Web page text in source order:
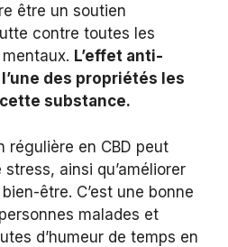
être un soutien
contre toutes les
L’effet anti-
des propriétés les
substance.
régulière en CBD peut
stress, ainsi qu’améliorer
être. C’est une bonne
malades et
d’humeur de temps en